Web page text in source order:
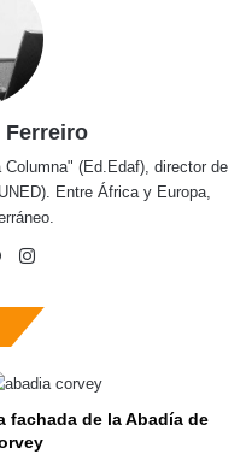
Ferreiro
(Ed.Edaf), director de
Entre África y Europa,
Pinterest
fachada de la Abadía de